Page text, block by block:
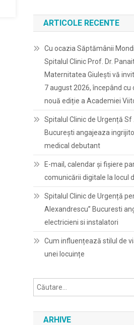
ARTICOLE RECENTE
Cu ocazia Săptămânii
Spitalul Clinic Prof. Dr.
Maternitatea Giulești vă
7 august 2026, începând cu
nouă ediție a Academiei
Spitalul Clinic de Urgență
București angajeaza
medical debutant
E-mail, calendar şi fişiere
comunicării digitale la locul
Spitalul Clinic de Urgență
Alexandrescu” Bucuresti
electricieni si instalatori
Cum influențează stilul de
unei locuințe
ARHIVE